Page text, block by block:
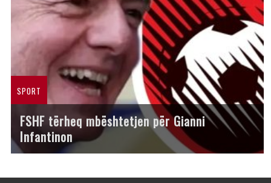
SPORT
FSHF tërheq mbështetjen për Gianni
Infantinon